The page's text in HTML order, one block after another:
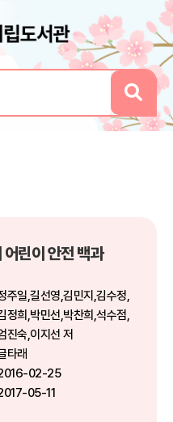
린이 안전 백과
주일,길선영,김민지,김수정,
정희,박민선,박찬희,석수점,
진숙,이지선 저
타래
02-25
05-11